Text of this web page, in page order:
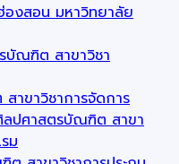
องสอน มหาวิทยาลัย
บัณฑิต สาขาวิชา
าขาวิชาการจัดการ
ลปศาสตรบัณฑิต สาขา
ม